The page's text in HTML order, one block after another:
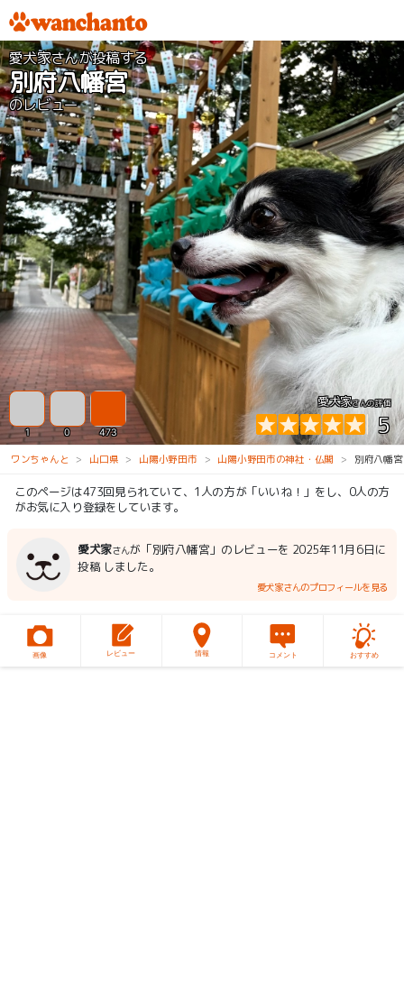
愛犬家さんが投稿する
別府八幡宮
のレビュー
愛犬家さんの評価
5
1 0 473
ワンちゃんと 山口県 山陽小野田市 山陽小野田市の神社・仏閣 別府八幡宮
このページは473回見られていて、1人の方が「いいね！」をし、0人の方
がお気に入り登録をしています。
愛犬家さんが「別府八幡宮」のレビューを 2025年11月6日に
投稿 しました。
愛犬家さんのプロフィールを見る
画像 レビュー 情報 コメント おすすめ